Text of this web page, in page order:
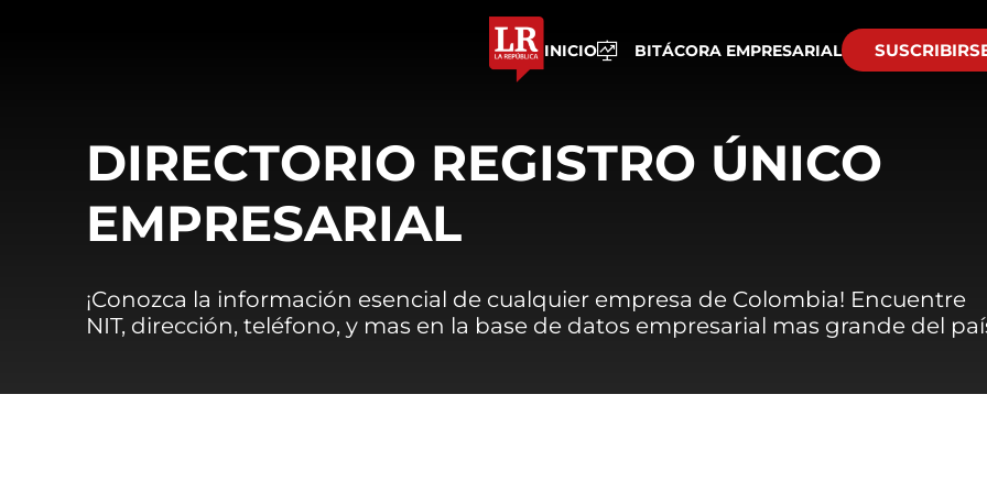
INICIO BITÁCORA EMPRESARIAL
DIRECTORIO REGISTRO ÚNICO
EMPRESARIAL
¡Conozca la información esencial de cualquier empresa de Colombia! Encuentre
NIT, dirección, teléfono, y mas en la base de datos empresarial mas grande del